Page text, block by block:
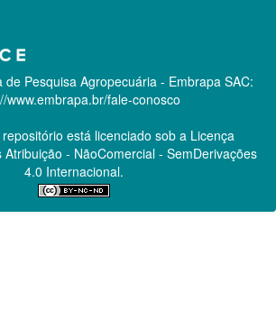
de Pesquisa Agropecuária - Embrapa SAC:
www.embrapa.br/fale-conosco
está licenciado sob a Licença
Atribuição - NãoComercial - SemDerivações
4.0 Internacional.